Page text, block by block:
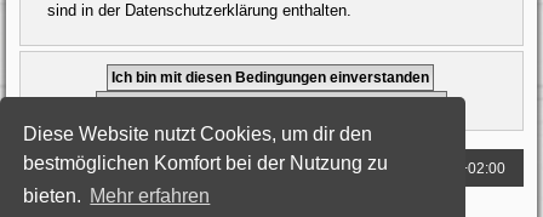
Diese Website nutzt Cookies, um dir den
bestmöglichen Komfort bei der Nutzung zu
bieten. Mehr erfahren
sind in der Datenschutzerklärung enthalten.
Foren-Übersicht Alle Zeiten sind UTC+02:00
Powered byphpBB® Forum Software © phpBB Limited